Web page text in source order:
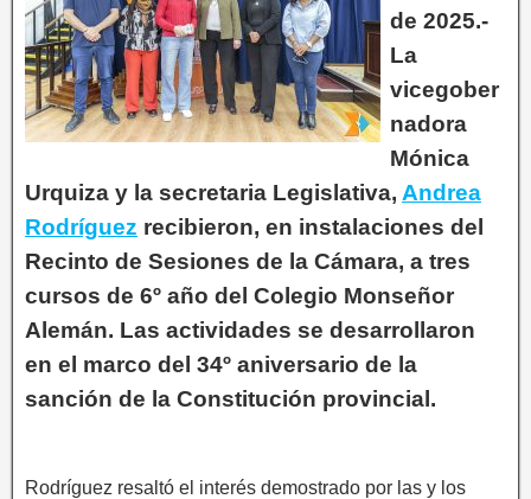
de 2025.-
La
vicegober
nadora
Mónica
Urquiza y la secretaria Legislativa, Andrea
Rodríguez recibieron, en instalaciones del
Recinto de Sesiones de la Cámara, a tres
cursos de 6º año del Colegio Monseñor
Alemán. Las actividades se desarrollaron
en el marco del 34º aniversario de la
sanción de la Constitución provincial.
Rodríguez resaltó el interés demostrado por las y los